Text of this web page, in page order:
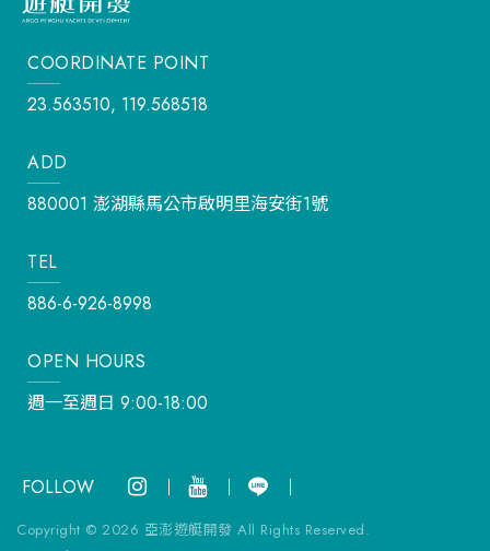
COORDINATE POINT
23.563510, 119.568518
ADD
880001 澎湖縣馬公市啟明里海安街1號
TEL
886-6-926-8998
OPEN HOURS
週一至週日 9:00-18:00
FOLLOW
Copyright © 2026 亞澎遊艇開發 All Rights Reserved.